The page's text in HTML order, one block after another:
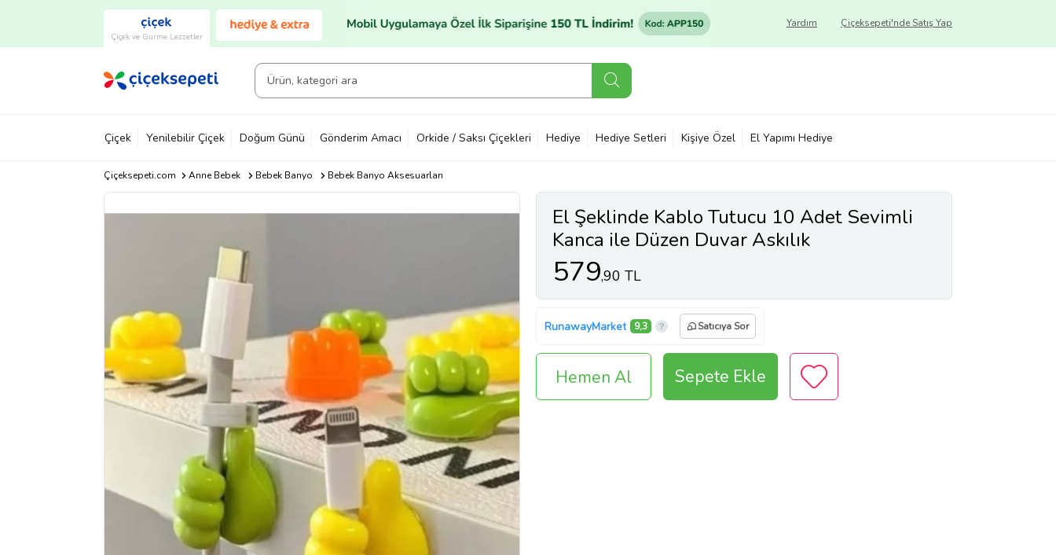
Çiçek ve Gurme Lezzetler
Çiçeksepeti'nde Satış Yap
Yardım
Çiçek Yenilebilir Çiçek Doğum Günü Gönderim Amacı Orkide / Saksı Çiçekleri Hediye Hediye Setleri Kişiye Özel El Yapımı Hediye
Çiçeksepeti.com Anne Bebek Bebek Banyo Bebek Banyo Aksesuarları
El Şeklinde Kablo Tutucu 10 Adet Sevimli
Kanca ile Düzen Duvar Askılık
579,90 TL
RunawayMarket 9,3 Satıcıya Sor
Hemen Al Sepete Ekle